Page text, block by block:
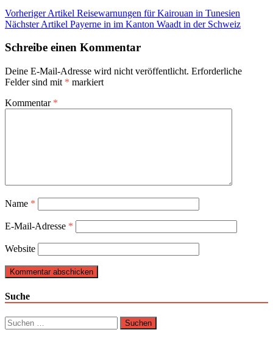
Beitragsnavigation
Vorheriger Artikel Reisewarnungen für Kairouan in Tunesien
Nächster Artikel Payerne in im Kanton Waadt in der Schweiz
Schreibe einen Kommentar
Deine E-Mail-Adresse wird nicht veröffentlicht. Erforderliche
Felder sind mit * markiert
Kommentar *
Name *
E-Mail-Adresse *
Website
Suche
Suchen
nach: